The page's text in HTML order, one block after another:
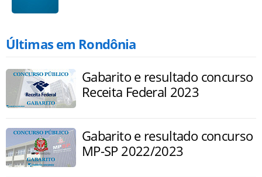
Últimas em Rondônia
Gabarito e resultado concurso
Receita Federal 2023
Gabarito e resultado concurso
MP-SP 2022/2023